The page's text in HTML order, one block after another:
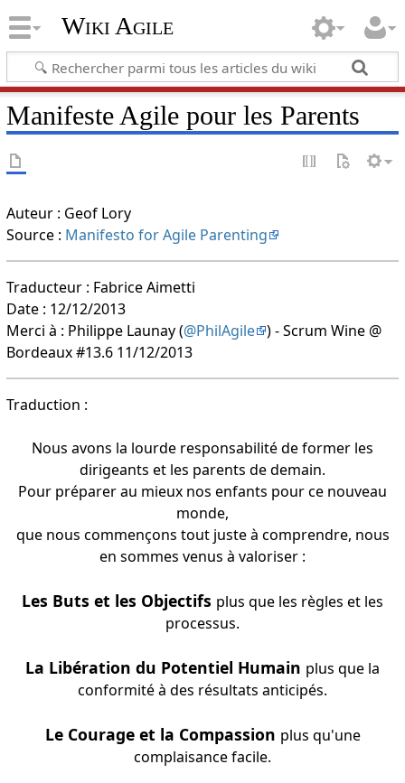
Wiki Agile
Manifeste Agile pour les Parents
Auteur : Geof Lory
Source : Manifesto for Agile Parenting
Traducteur : Fabrice Aimetti
Date : 12/12/2013
Merci à : Philippe Launay (@PhilAgile ) - Scrum Wine @
Bordeaux #13.6 11/12/2013
Traduction :
Nous avons la lourde responsabilité de former les
dirigeants et les parents de demain.
Pour préparer au mieux nos enfants pour ce nouveau
monde,
que nous commençons tout juste à comprendre, nous
en sommes venus à valoriser :
Les Buts et les Objectifs plus que les règles et les
processus.
La Libération du Potentiel Humain plus que la
conformité à des résultats anticipés.
Le Courage et la Compassion plus qu'une
complaisance facile.